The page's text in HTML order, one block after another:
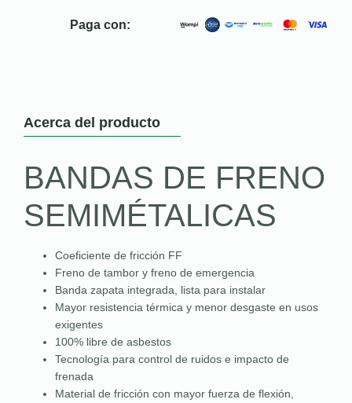
Paga con:
Acerca del producto
BANDAS DE FRENO
SEMIMÉTALICAS
Coeficiente de fricción FF
Freno de tambor y freno de emergencia
Banda zapata integrada, lista para instalar
Mayor resistencia térmica y menor desgaste en usos
exigentes
100% libre de asbestos
Tecnología para control de ruidos e impacto de
frenada
Material de fricción con mayor fuerza de flexión,